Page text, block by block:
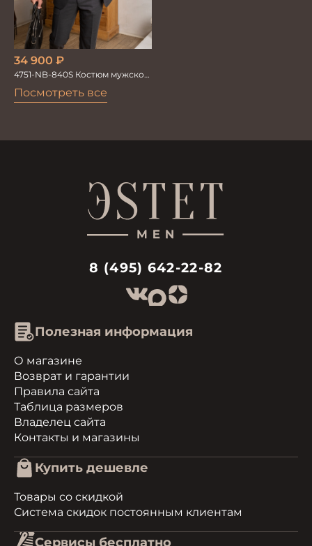
Посмотреть все
34 900 ₽
4751-NB-840S Костюм мужской
8 (495) 642-22-82
Полезная информация
О магазине
Возврат и гарантии
Правила сайта
Таблица размеров
Владелец сайта
Контакты и магазины
Купить дешевле
Товары со скидкой
Система скидок постоянным клиентам
Сервисы бесплатно